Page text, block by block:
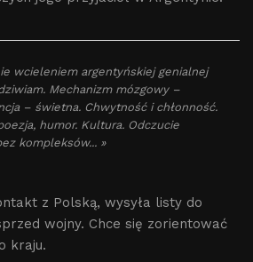
wcieleniem argentyńskiej genialnej
Mechanizm mózgowy –
– świetna. Chwytność i chłonność.
humor. Kultura. Odczucie
kompleksów... »
z Polską, wysyła listy do
wojny. Chce się zorientować
kraju.